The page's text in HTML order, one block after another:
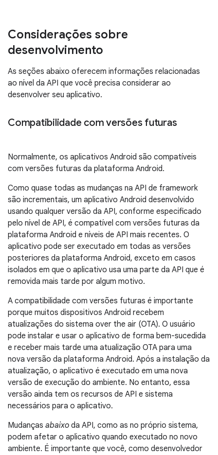
Considerações sobre
desenvolvimento
As seções abaixo oferecem informações relacionadas
ao nível da API que você precisa considerar ao
desenvolver seu aplicativo.
Compatibilidade com versões futuras
Normalmente, os aplicativos Android são compatíveis
com versões futuras da plataforma Android.
Como quase todas as mudanças na API de framework
são incrementais, um aplicativo Android desenvolvido
usando qualquer versão da API, conforme especificado
pelo nível de API, é compatível com versões futuras da
plataforma Android e níveis de API mais recentes. O
aplicativo pode ser executado em todas as versões
posteriores da plataforma Android, exceto em casos
isolados em que o aplicativo usa uma parte da API que é
removida mais tarde por algum motivo.
A compatibilidade com versões futuras é importante
porque muitos dispositivos Android recebem
atualizações do sistema over the air (OTA). O usuário
pode instalar e usar o aplicativo de forma bem-sucedida
e receber mais tarde uma atualização OTA para uma
nova versão da plataforma Android. Após a instalação da
atualização, o aplicativo é executado em uma nova
versão de execução do ambiente. No entanto, essa
versão ainda tem os recursos de API e sistema
necessários para o aplicativo.
Mudanças abaixo da API, como as no próprio sistema,
podem afetar o aplicativo quando executado no novo
ambiente. É importante que você, como desenvolvedor